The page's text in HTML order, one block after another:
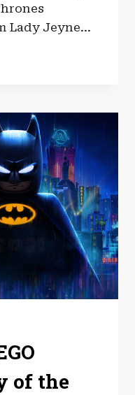
Lady Jeyne…
of the